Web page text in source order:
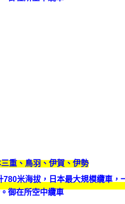
重、鳥羽、伊賀、伊勢